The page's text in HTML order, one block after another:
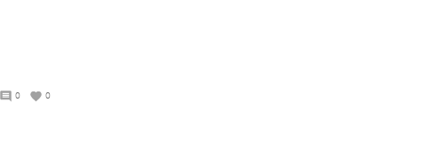
0 0